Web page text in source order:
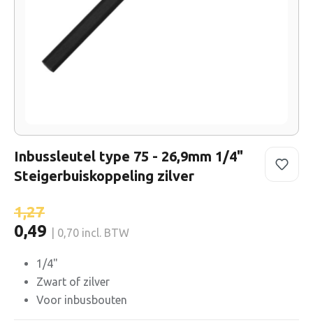
Inbussleutel type 75 - 26,9mm 1/4"
Steigerbuiskoppeling zilver
0,49 | 0,70 incl. BTW
1,27
1/4"
Zwart of zilver
Voor inbusbouten